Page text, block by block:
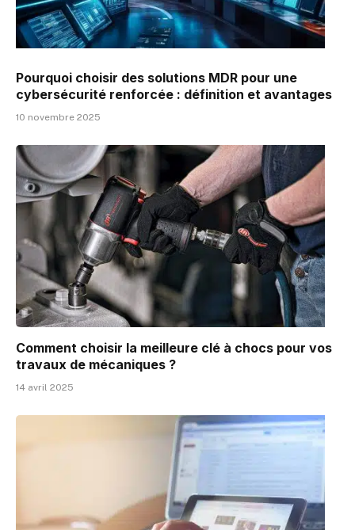
Pourquoi choisir des solutions MDR pour une
cybersécurité renforcée : définition et avantages
10 novembre 2025
Comment choisir la meilleure clé à chocs pour vos
travaux de mécaniques ?
14 avril 2025